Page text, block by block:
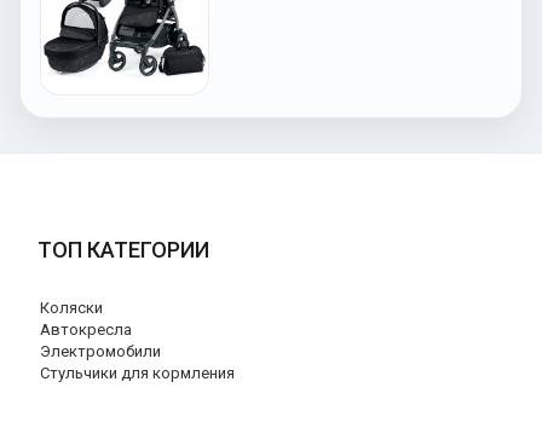
ТОП КАТЕГОРИИ
Коляски
Автокресла
Электромобили
Стульчики для кормления